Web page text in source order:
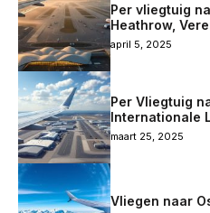
Per vliegtuig
Heathrow,
april 5, 2025
Per Vliegtuig
Internationale
maart 25, 2025
Vliegen naar